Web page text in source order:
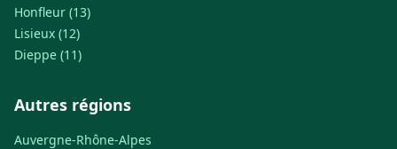
Honfleur (13)
Lisieux (12)
Dieppe (11)
Autres régions
Auvergne-Rhône-Alpes